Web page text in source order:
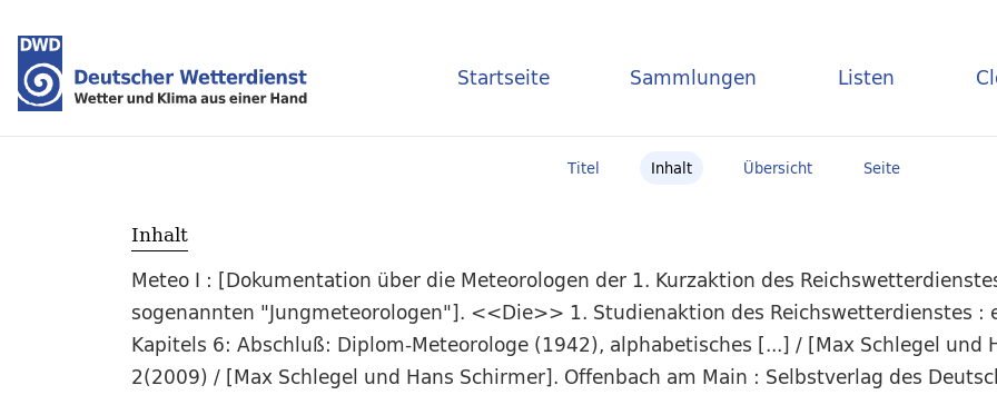
Startseite Sammlungen Listen
Titel Inhalt Übersicht Seite
Inhalt
Meteo I : [Dokumentation über die Meteorologen der 1. Kurzaktion des
sogenannten "Jungmeteorologen"]. <<Die>> 1. Studienaktion des Reichswetterdienstes :
Kapitels 6: Abschluß: Diplom-Meteorologe (1942), alphabetisches [...] / [Max Schlegel
2(2009) / [Max Schlegel und Hans Schirmer]. Offenbach am Main : Selbstverlag des